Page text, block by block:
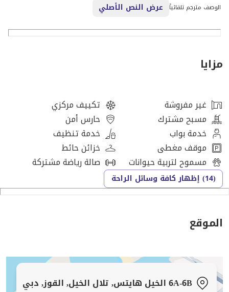
1. غرف نوم واسعة مع حمام داخلي
- منطقة معيشة وتناول طعام مشرقة وواسعة
- خزائن مدمجة
- غير مؤثثة
مرافق المجتمع:
- مجتمع مسور مع أمن على مدار الساعة طوال أيام الأسبوع
- مسبح
- صالة رياضية مجهزة بالكامل
- حدائق ومناطق خضراء
- لوبي ومنطقة استقبال أنيقة
- مجتمع صديق للحيوانات الأليفة
- مناطق مشتركة جيدة الصيانة
الوصف مترجم تلقائياً عرض النص الأصلي
مزايا
غير مفروشة
تكييف مركزي
مسبح مشترك
حارس أمن
خدمة بواب
خدمة تنظيف
موقف مغطى
خزائن حائط
مسموح لتربية حيوانات
صالة رياضة مشتركة
(14) إظهار كافة وسائل الراحة
الموقع
6A-6B الخيل هايتس, تلال الخيل, القوز, دبي